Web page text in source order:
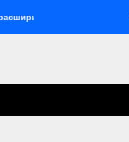
депортаций и